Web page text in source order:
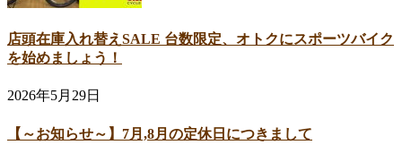
店頭在庫入れ替えSALE 台数限定、オトクにスポーツバイク
を始めましょう！
2026年5月29日
【～お知らせ～】7月,8月の定休日につきまして